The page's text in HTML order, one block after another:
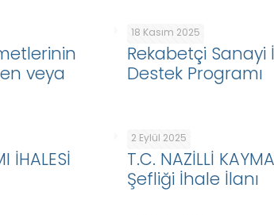
veya
18 Kasım 2025
Rekabetçi
Destek Programı
İHALESİ
2 Eylül 2025
T.C. NAZİLLİ
Şefliği İhale İlanı